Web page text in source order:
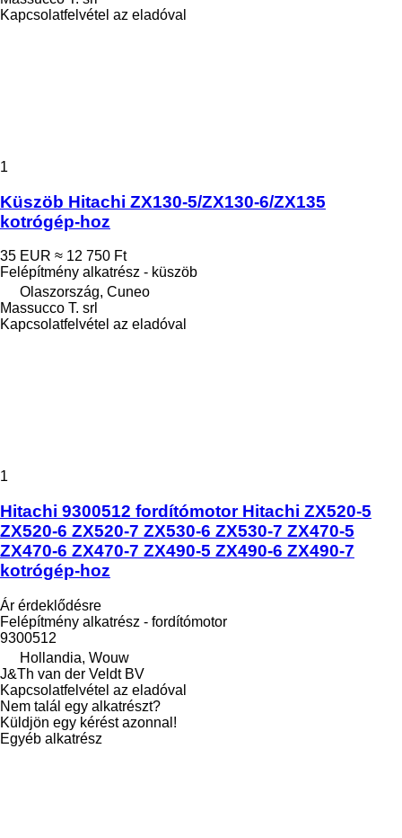
Kapcsolatfelvétel az eladóval
1
Küszöb Hitachi ZX130-5/ZX130-6/ZX135
kotrógép-hoz
35 EUR ≈ 12 750 Ft
Felépítmény alkatrész - küszöb
Olaszország, Cuneo
Massucco T. srl
Kapcsolatfelvétel az eladóval
1
Hitachi 9300512 fordítómotor Hitachi ZX520-5
ZX520-6 ZX520-7 ZX530-6 ZX530-7 ZX470-5
ZX470-6 ZX470-7 ZX490-5 ZX490-6 ZX490-7
kotrógép-hoz
Ár érdeklődésre
Felépítmény alkatrész - fordítómotor
9300512
Hollandia, Wouw
J&Th van der Veldt BV
Kapcsolatfelvétel az eladóval
Nem talál egy alkatrészt?
Küldjön egy kérést azonnal!
Egyéb alkatrész